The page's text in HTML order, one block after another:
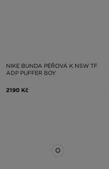
NIKE BUNDA PÉŘOVÁ K NSW TF
ADP PUFFER BOY
2190 Kč